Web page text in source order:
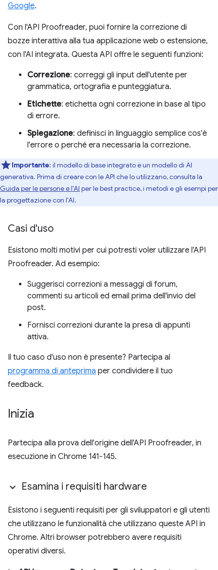
Google.
Con l'API Proofreader, puoi fornire la correzione di
bozze interattiva alla tua applicazione web o estensione,
con l'AI integrata. Questa API offre le seguenti funzioni:
Correzione: correggi gli input dell'utente per
grammatica, ortografia e punteggiatura.
Etichette: etichetta ogni correzione in base al tipo
di errore.
Spiegazione: definisci in linguaggio semplice cos'è
l'errore o perché era necessaria la correzione.
Importante: il modello di base integrato è un modello di AI
generativa. Prima di creare con le API che lo utilizzano, consulta la
Guida per le persone e l'AI per le best practice, i metodi e gli esempi per
la progettazione con l'AI.
Casi d'uso
Esistono molti motivi per cui potresti voler utilizzare l'API
Proofreader. Ad esempio:
Suggerisci correzioni a messaggi di forum,
commenti su articoli ed email prima dell'invio del
post.
Fornisci correzioni durante la presa di appunti
attiva.
Il tuo caso d'uso non è presente? Partecipa al
programma di anteprima per condividere il tuo
feedback.
Inizia
Partecipa alla prova dell'origine dell'API Proofreader, in
esecuzione in Chrome 141-145.
Esamina i requisiti hardware
Esistono i seguenti requisiti per gli sviluppatori e gli utenti
che utilizzano le funzionalità che utilizzano queste API in
Chrome. Altri browser potrebbero avere requisiti
operativi diversi.